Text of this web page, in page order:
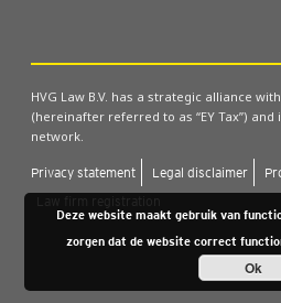
HVG Law B.V. has a strategic alliance
(hereinafter referred to as “EY Tax”)
network.
Pri­va­cy sta­te­ment Legal dis­clai­mer
Deze website maakt gebruik van
zorgen dat de website correct
Ok